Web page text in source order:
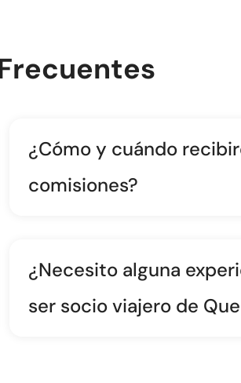
¿Cómo y cuándo
comisiones?
¿Necesito alguna
ser socio viajero de